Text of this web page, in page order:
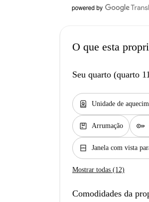
O que esta
Seu quarto (quarto
water_heater Unidade de
package Arrumação key
window_closed Janela com vista
Mostrar todas (12)
Comodidades da